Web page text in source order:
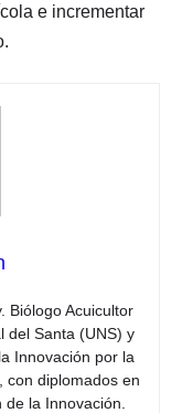
e incrementar
Biólogo Acuicultor
del Santa (UNS) y
Innovación por la
con diplomados en
la Innovación.